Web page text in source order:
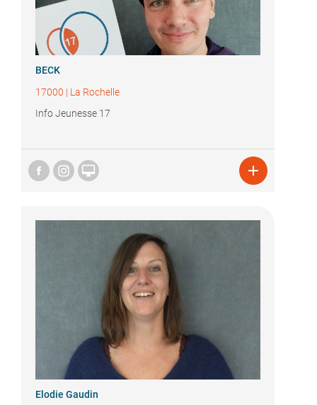
BECK
17000 | La Rochelle
Info Jeunesse 17
 
Elodie Gaudin